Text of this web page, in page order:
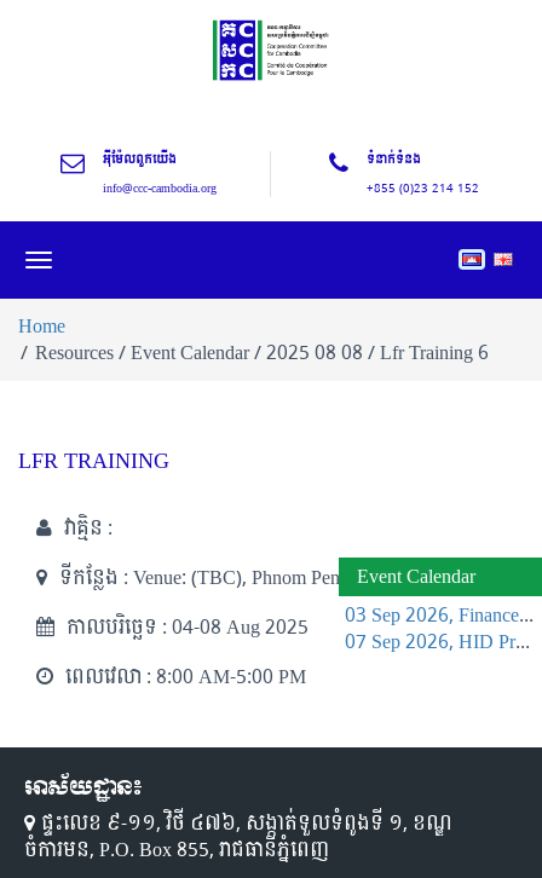
អុីម៉ែលពួកយើង
info@ccc-cambodia.org
ទំនាក់ទំនង
+855 (0)23 214 152
Toggle
Home
Resources / Event Calendar / 2025 08 08 / Lfr Training 6
LFR TRAINING
វាគ្មិន :
ទីកន្លែង :Venue: (TBC), Phnom Penh
កាលបរិច្ឆេទ :04-08 Aug 2025
ពេលវេលា : 8:00 AM-5:00 PM
អាស័យដ្ឋាន៖
ផ្ទះលេខ ៩-១១,​ វិថី ៤៧៦, សង្កាត់ទួលទំពូងទី ១,​ ខណ្ឌ
ចំការមន, P.O. Box 855, រាជធានីភ្នំពេញ
Event Calendar
03 Sep 2026, Finance Learning Forum
07 Sep 2026, HID Project Management Training